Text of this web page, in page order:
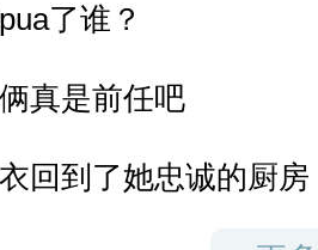
了谁？
真是前任吧
回到了她忠诚的厨房